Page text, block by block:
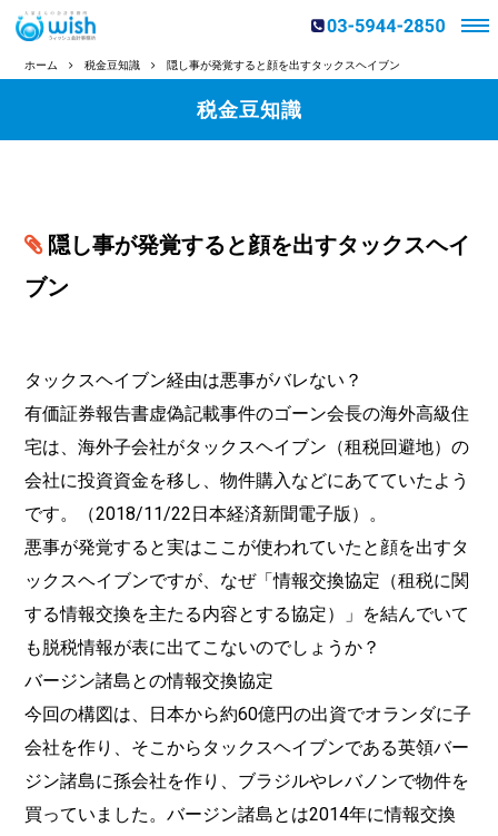
ホーム 税金豆知識 隠し事が発覚すると顔を出すタックスヘイブン
税金豆知識
隠し事が発覚すると顔を出すタックスヘイ
ブン
タックスヘイブン経由は悪事がバレない？
有価証券報告書虚偽記載事件のゴーン会長の海外高級住
宅は、海外子会社がタックスヘイブン（租税回避地）の
会社に投資資金を移し、物件購入などにあてていたよう
です。（2018/11/22日本経済新聞電子版）。
悪事が発覚すると実はここが使われていたと顔を出すタ
ックスヘイブンですが、なぜ「情報交換協定（租税に関
する情報交換を主たる内容とする協定）」を結んでいて
も脱税情報が表に出てこないのでしょうか？
バージン諸島との情報交換協定
今回の構図は、日本から約60億円の出資でオランダに子
会社を作り、そこからタックスヘイブンである英領バー
ジン諸島に孫会社を作り、ブラジルやレバノンで物件を
買っていました。バージン諸島とは2014年に情報交換